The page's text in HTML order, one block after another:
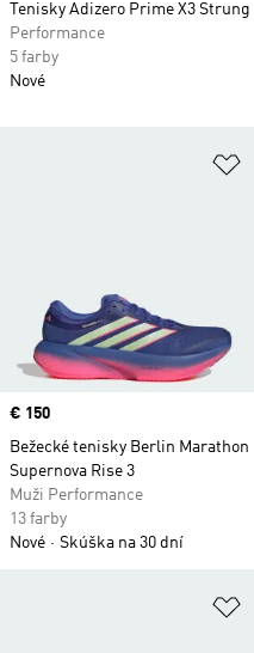
Price
€ 150
Bežecké tenisky Berlin Marathon
Supernova Rise 3
Muži Performance
13 farby
Nové
Skúška na 30 dní
Tenisky Adizero Prime X3 Strung
Performance
5 farby
Nové